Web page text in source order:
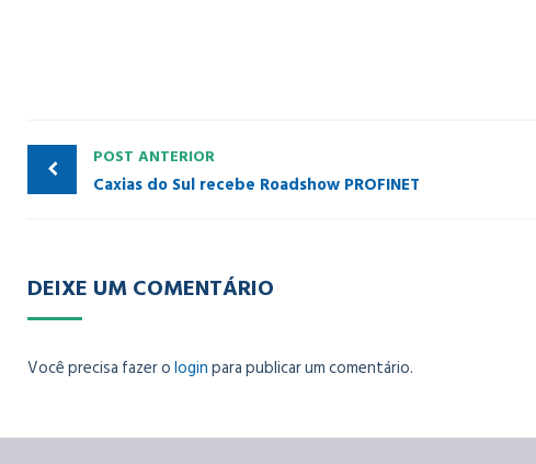
POST ANTERIOR
Caxias do Sul recebe Roadshow PROFINET
DEIXE UM COMENTÁRIO
Você precisa fazer ologinpara publicar um comentário.